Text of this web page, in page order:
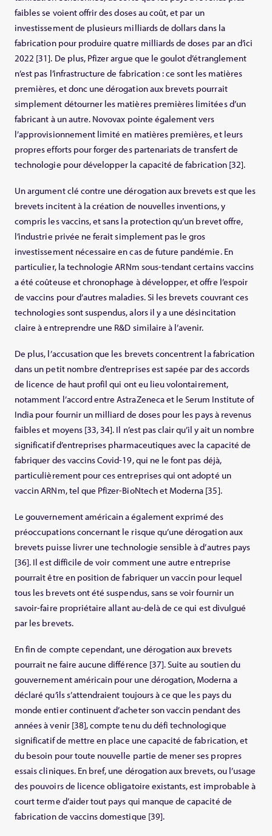
faibles se voient offrir des doses au coût, et par un
investissement de plusieurs milliards de dollars dans la
fabrication pour produire quatre milliards de doses par an d’ici
2022 [31]. De plus, Pfizer argue que le goulot d’étranglement
n’est pas l’infrastructure de fabrication : ce sont les matières
premières, et donc une dérogation aux brevets pourrait
simplement détourner les matières premières limitées d’un
fabricant à un autre. Novovax pointe également vers
l’approvisionnement limité en matières premières, et leurs
propres efforts pour forger des partenariats de transfert de
technologie pour développer la capacité de fabrication [32].
Un argument clé contre une dérogation aux brevets est que les
brevets incitent à la création de nouvelles inventions, y
compris les vaccins, et sans la protection qu’un brevet offre,
l’industrie privée ne ferait simplement pas le gros
investissement nécessaire en cas de future pandémie. En
particulier, la technologie ARNm sous-tendant certains vaccins
a été coûteuse et chronophage à développer, et offre l’espoir
de vaccins pour d’autres maladies. Si les brevets couvrant ces
technologies sont suspendus, alors il y a une désincitation
claire à entreprendre une R&D similaire à l’avenir.
De plus, l’accusation que les brevets concentrent la fabrication
dans un petit nombre d’entreprises est sapée par des accords
de licence de haut profil qui ont eu lieu volontairement,
notamment l’accord entre AstraZeneca et le Serum Institute of
India pour fournir un milliard de doses pour les pays à revenus
faibles et moyens [33, 34]. Il n’est pas clair qu’il y ait un nombre
significatif d’entreprises pharmaceutiques avec la capacité de
fabriquer des vaccins Covid-19, qui ne le font pas déjà,
particulièrement pour ces entreprises qui ont adopté un
vaccin ARNm, tel que Pfizer-BioNtech et Moderna [35].
Le gouvernement américain a également exprimé des
préoccupations concernant le risque qu’une dérogation aux
brevets puisse livrer une technologie sensible à d’autres pays
[36]. Il est difficile de voir comment une autre entreprise
pourrait être en position de fabriquer un vaccin pour lequel
tous les brevets ont été suspendus, sans se voir fournir un
savoir-faire propriétaire allant au-delà de ce qui est divulgué
par les brevets.
En fin de compte cependant, une dérogation aux brevets
pourrait ne faire aucune différence [37]. Suite au soutien du
gouvernement américain pour une dérogation, Moderna a
déclaré qu’ils s’attendraient toujours à ce que les pays du
monde entier continuent d’acheter son vaccin pendant des
années à venir [38], compte tenu du défi technologique
significatif de mettre en place une capacité de fabrication, et
du besoin pour toute nouvelle partie de mener ses propres
essais cliniques. En bref, une dérogation aux brevets, ou l’usage
des pouvoirs de licence obligatoire existants, est improbable à
court terme d’aider tout pays qui manque de capacité de
fabrication de vaccins domestique [39].